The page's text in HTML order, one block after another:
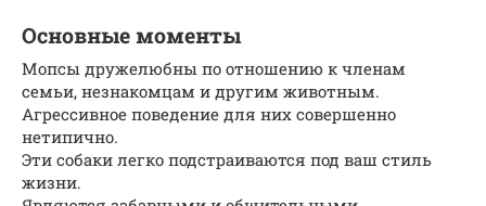
Основные моменты
Мопсы дружелюбны по отношению к членам
семьи, незнакомцам и другим животным.
Агрессивное поведение для них совершенно
нетипично.
Эти собаки легко подстраиваются под ваш стиль
жизни.